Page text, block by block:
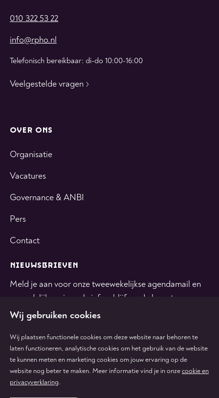
010 322 53 22
info@rpho.nl
Telefonisch bereikbaar: di-do 10:00-16:00
Veelgestelde vragen
OVER ONS
Organisatie
Vacatures
Governance & ANBI
Pers
Contact
NIEUWSBRIEVEN
Meld je aan voor onze tweewekelijkse agendamail en
maandelijkse nieuwsbrief en blijf op de hoogte.
Volg
ons
op
Volg
ons
op
Volg
ons
Volg
ons
Volg
ons
Wij gebruiken cookies
Wij plaatsen functionele cookies om deze website naar behoren te
laten functioneren, analytische cookies om het gebruik van de website
te kunnen meten en marketing cookies om jouw ervaring op de
website nog beter te maken. Meer informatie vind je in onzecookie en
privacyverklaring.